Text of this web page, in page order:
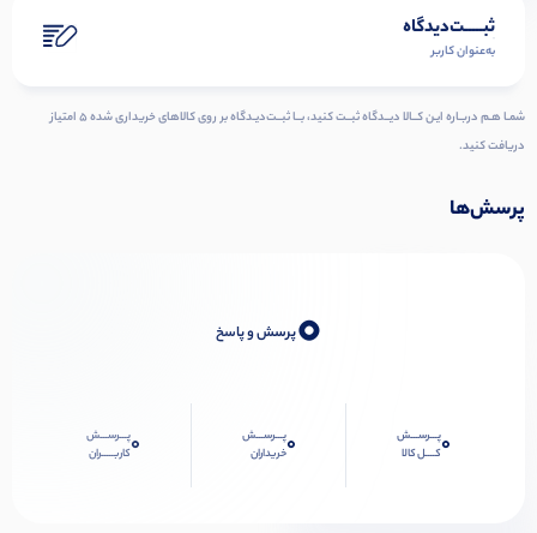
ثبـــــت‌دیدگاه
به‌عنوان کاربر
شمـا هـم دربـاره ایـن کــالا دیــدگاه ثبــت کنید، بــا ثبــت‌دیـدگاه بر روی کالاهای خریداری شده ۵ امتیاز
دریافت کنید.
پرسش‌ها
0پرسش و پاسخ
0پـــرســـش
کــــل کالا
0پـــرســـش
خریداران
0پـــرســـش
کاربـــــران